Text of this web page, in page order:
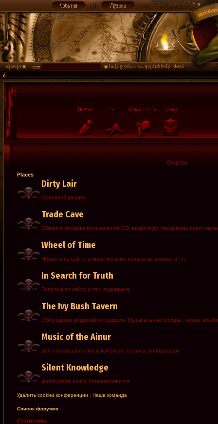
Форум
Places
Dirty Lair
Основной раздел
Trade Cave
Обмен и продажа музыкальной CD, видео и др. продукции, поиск
Wheel of Time
Новости на сайте, в мире музыки, концерты, анонсы и т.п.
In Search for Truth
Вопросы по сайту и тех. поддержка
The Ivy Bush Tavern
Обсуждение рецензий из раздела 'Музыкальные обзоры', новых
Music of the Ainur
Все что связано с музыкой (игра, техника, аппаратура)
Silent Knowledge
Философия, книги, психология и т.п.
Удалить cookies конференции | Наша команда
Список форумов
Статистика